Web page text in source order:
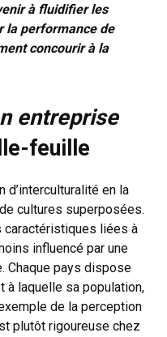
à fluidifier les
la performance de
concourir à la
entreprise
feuille
d’interculturalité en la
cultures superposées.
caractéristiques liées à
influencé par une
Chaque pays dispose
à laquelle sa population,
de la perception
plutôt rigoureuse chez